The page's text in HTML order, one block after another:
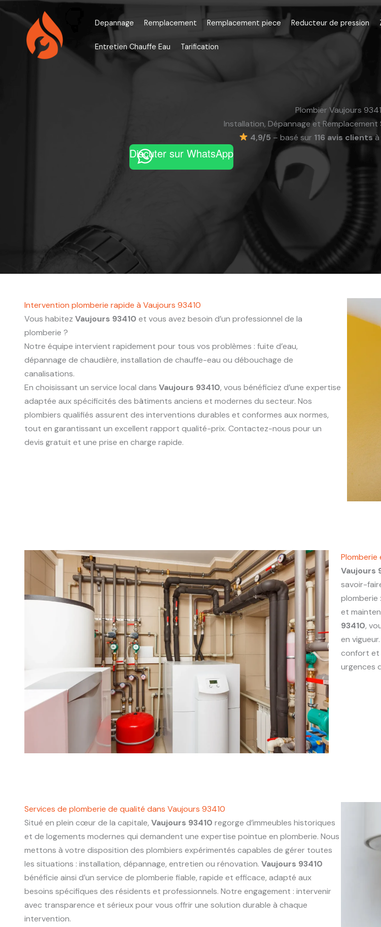
Aller
contenu
Depannage Remplacement Remplacement piece Reducteur de pression
Entretien Chauffe Eau Tarification
Plombier Vaujours
Installation, Dépannage et
4,9/5 – basé sur 116 avis clients
Discuter sur WhatsApp
Intervention plomberie rapide à Vaujours 93410
Vous habitez Vaujours 93410 et vous avez besoin d’un professionnel de la
plomberie ?
Notre équipe intervient rapidement pour tous vos problèmes : fuite d’eau,
dépannage de chaudière, installation de chauffe-eau ou débouchage de
canalisations.
En choisissant un service local dans Vaujours 93410, vous bénéficiez d’une expertise
adaptée aux spécificités des bâtiments anciens et modernes du secteur. Nos
plombiers qualifiés assurent des interventions durables et conformes aux normes,
tout en garantissant un excellent rapport qualité-prix. Contactez-nous pour un
devis gratuit et une prise en charge rapide.
Plomberie
Vaujours
savoir-
plomberie
et
93410,
en
confort et
urgences
Services de plomberie de qualité dans Vaujours 93410
Situé en plein cœur de la capitale, Vaujours 93410 regorge d’immeubles historiques
et de logements modernes qui demandent une expertise pointue en plomberie. Nous
mettons à votre disposition des plombiers expérimentés capables de gérer toutes
les situations : installation, dépannage, entretien ou rénovation. Vaujours 93410
bénéficie ainsi d’un service de plomberie fiable, rapide et efficace, adapté aux
besoins spécifiques des résidents et professionnels. Notre engagement : intervenir
avec transparence et sérieux pour vous offrir une solution durable à chaque
intervention.